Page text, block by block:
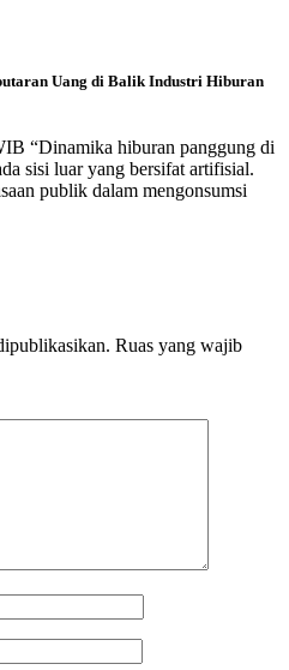
Uang di Balik Industri Hiburan
“Dinamika hiburan panggung di
sisi luar yang bersifat artifisial.
publik dalam mengonsumsi
Ruas yang wajib